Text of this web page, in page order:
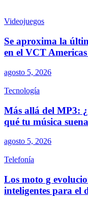
Videojuegos
Se aproxima la
en el VCT Americas
agosto 5, 2026
Tecnología
Más allá del MP3:
qué tu música
agosto 5, 2026
Telefonía
Los moto g
inteligentes para el